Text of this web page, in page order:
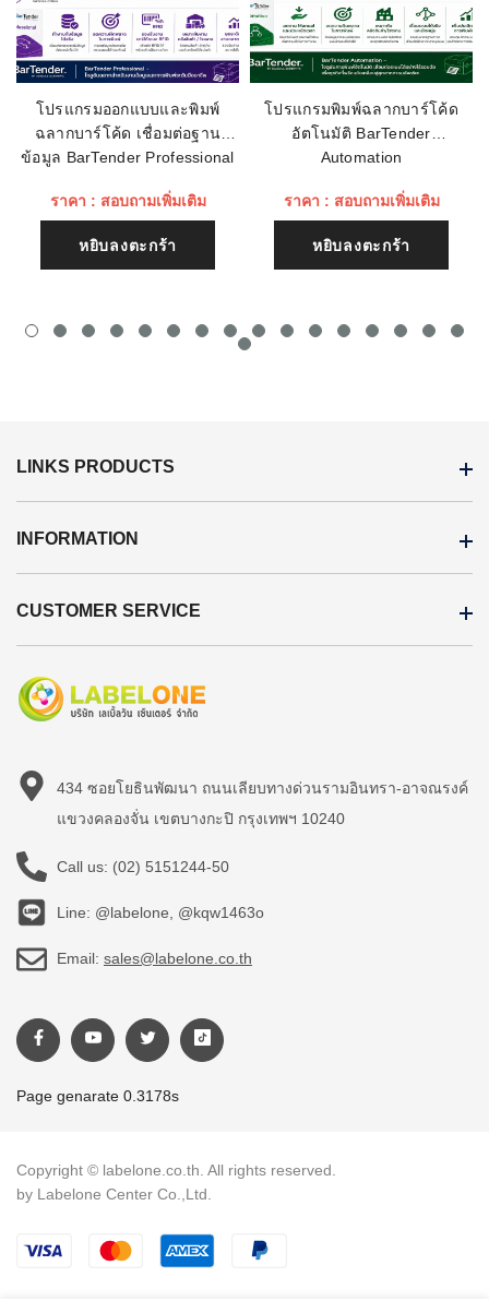
(ESD):
ระดับการ
ป้องกัน:
IP52
การเชื่อมต่อ: Bluetooth
ชื่อหัวข้อรีวิว
เนื้อหา (1500)
โปรแกรมออกแบบและพิมพ์
ฉลากบาร์โค้ด เชื่อมต่อฐาน
ข้อมูล BarTender Professional
ราคา : สอบถามเพิ่มเติม
หยิบลงตะกร้า
โปรแกรมพิมพ์ฉลากบาร์โค้ด
อัตโนมัติ BarTender
Automation
ราคา : สอบถามเพิ่มเติม
หยิบลงตะกร้า
LINKS PRODUCTS
INFORMATION
CUSTOMER SERVICE
434 ซอยโยธินพัฒนา ถนนเลียบทางด่วนรามอินทรา-อาจณรงค์
แขวงคลองจั่น เขตบางกะปิ กรุงเทพฯ 10240
Call us: (02) 5151244-50
Line: @labelone, @kqw1463o
Email: sales@labelone.co.th
Page genarate 0.3178s
Copyright © labelone.co.th. All rights reserved.
by Labelone Center Co.,Ltd.